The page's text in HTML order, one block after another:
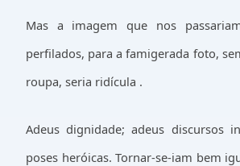
Mas a imagem que nos
perfilados, para a famigerada foto,
roupa, seria ridícula .
Adeus dignidade; adeus discursos
poses heróicas. Tornar-se-iam bem